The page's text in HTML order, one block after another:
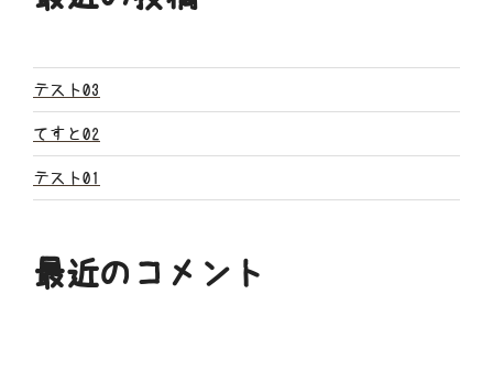
ン
テスト03
てすと02
テスト01
最近のコメント